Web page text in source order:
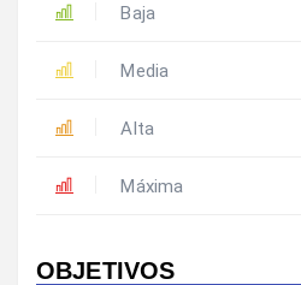
Baja
Media
Alta
Máxima
OBJETIVOS